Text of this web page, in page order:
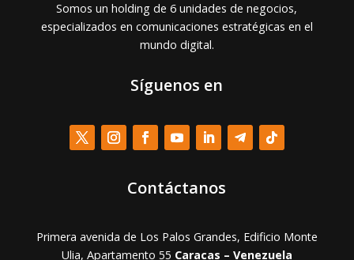
Somos un holding de 6 unidades de negocios,
especializados en comunicaciones estratégicas en el
mundo digital.
Síguenos en
Contáctanos
Primera avenida de Los Palos Grandes, Edificio Monte
Ulia, Apartamento 55 Caracas – Venezuela